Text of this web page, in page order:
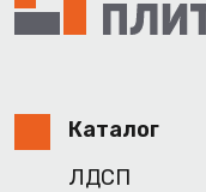
Каталог
ЛДСП